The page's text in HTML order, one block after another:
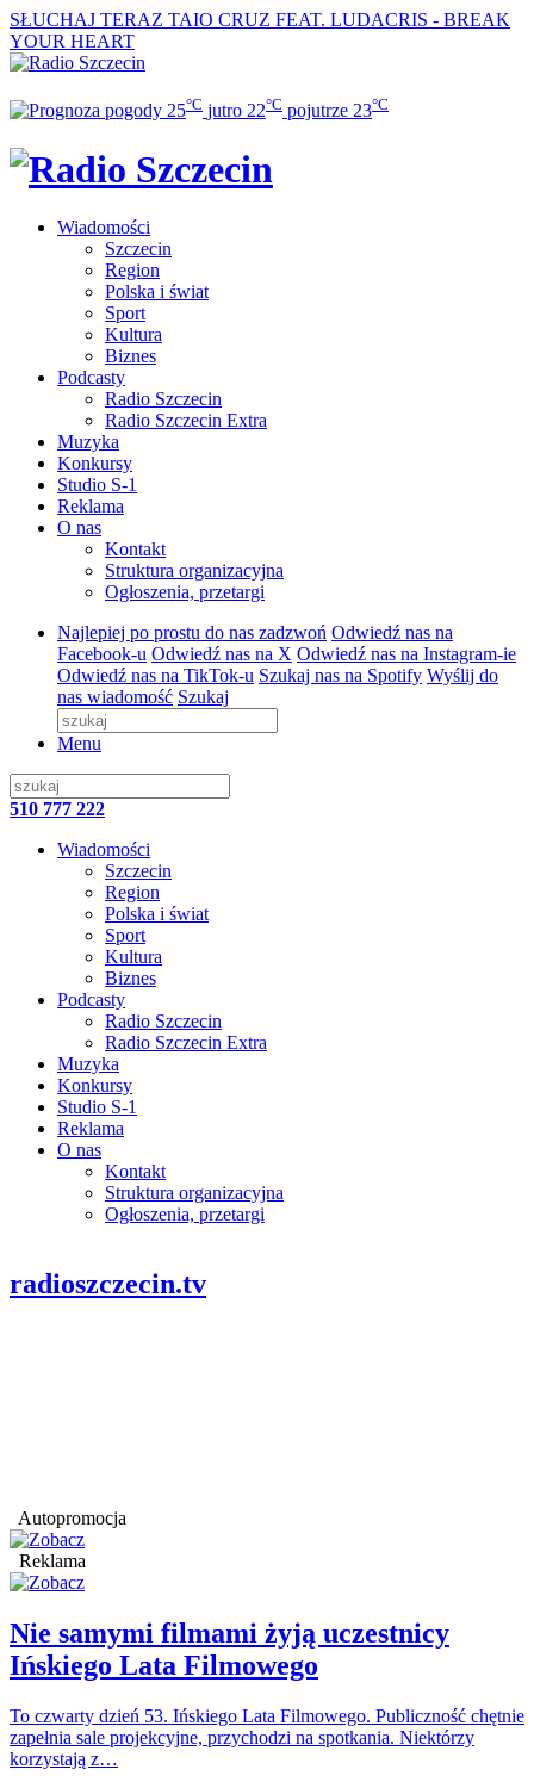
SŁUCHAJ TERAZ TAIO CRUZ FEAT. LUDACRIS - BREAK
YOUR HEART
25°C jutro 22°C pojutrze 23°C
Wiadomości
Szczecin
Region
Polska i świat
Sport
Kultura
Biznes
Podcasty
Radio Szczecin
Radio Szczecin Extra
Muzyka
Konkursy
Studio S-1
Reklama
O nas
Kontakt
Struktura organizacyjna
Ogłoszenia, przetargi
Najlepiej po prostu do nas zadzwoń Odwiedź nas na
Facebook-u Odwiedź nas na X Odwiedź nas na Instagram-ie
Odwiedź nas na TikTok-u Szukaj nas na Spotify Wyślij do
nas wiadomość Szukaj
Menu
510 777 222
Wiadomości
Szczecin
Region
Polska i świat
Sport
Kultura
Biznes
Podcasty
Radio Szczecin
Radio Szczecin Extra
Muzyka
Konkursy
Studio S-1
Reklama
O nas
Kontakt
Struktura organizacyjna
Ogłoszenia, przetargi
radioszczecin.tv
Autopromocja
Reklama
Nie samymi filmami żyją uczestnicy
Ińskiego Lata Filmowego
To czwarty dzień 53. Ińskiego Lata Filmowego. Publiczność chętnie
zapełnia sale projekcyjne, przychodzi na spotkania. Niektórzy
korzystają z…